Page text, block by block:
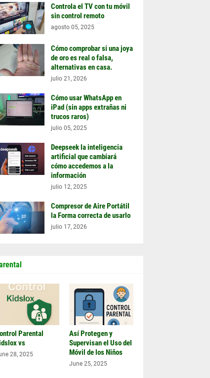
Controla el TV con tu móvil
sin control remoto
agosto 05, 2025
Cómo comprobar si una joya
de oro es real o falsa,
alternativas en casa.
julio 21, 2026
Cómo usar WhatsApp en
iPad (sin apps extrañas ni
trucos raros)
julio 05, 2025
Deepseek la inteligencia
artificial que cambiará
cómo accedemos a la
información
julio 12, 2025
Compresor de Aire Portátil
la Forma correcta de usarlo
julio 17, 2026
Parental
vs
28, 2025
Así Protegen y
Supervisan el Uso del
Móvil de los Niños
June 25, 2025